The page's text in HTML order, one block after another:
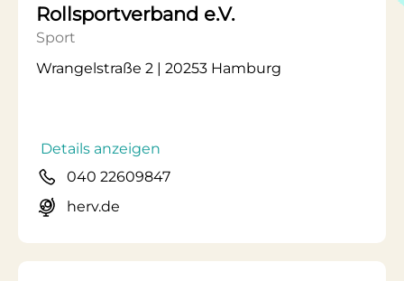
Rollsportverband e.V.
Sport
Wrangelstraße 2 | 20253 Hamburg
Details anzeigen
040 22609847
herv.de